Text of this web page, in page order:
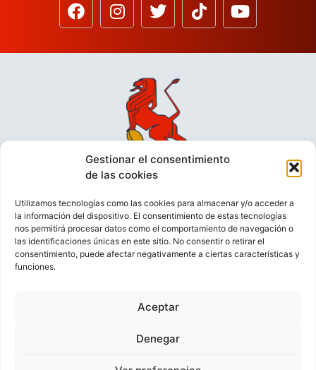
Gestionar el consentimiento
de las cookies
Utilizamos tecnologías como las cookies para almacenar y/o acceder a
la información del dispositivo. El consentimiento de estas tecnologías
nos permitirá procesar datos como el comportamiento de navegación o
las identificaciones únicas en este sitio. No consentir o retirar el
consentimiento, puede afectar negativamente a ciertas características y
funciones.
Aceptar
Denegar
VIDEOCONFERENCIAS
POLÍTICA DE PRIVACIDAD
CONTACTO